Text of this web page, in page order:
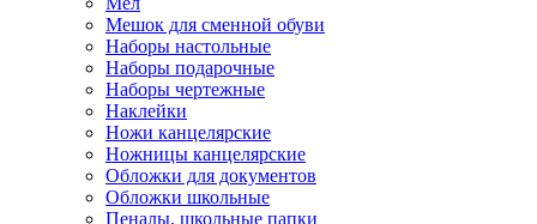
Мешок для сменной обуви
Наборы настольные
Наборы подарочные
Наборы чертежные
Наклейки
Ножи канцелярские
Ножницы канцелярские
Обложки для документов
Обложки школьные
Пеналы, школьные папки